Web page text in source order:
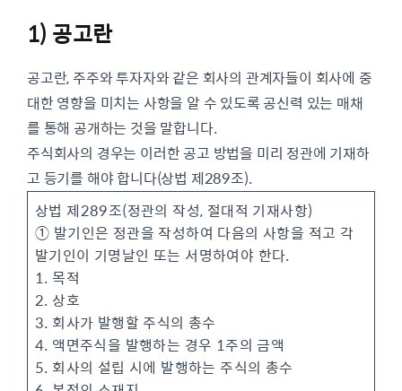
1) 공고란
공고란, 주주와 투자자와 같은 회사의 관계자들이 회사에 중
대한 영향을 미치는 사항을 알 수 있도록 공신력 있는 매채
를 통해 공개하는 것을 말합니다.
주식회사의 경우는 이러한 공고 방법을 미리 정관에 기재하
고 등기를 해야 합니다(상법 제289조).
상법 제289조(정관의 작성, 절대적 기재사항)
① 발기인은 정관을 작성하여 다음의 사항을 적고 각
발기인이 기명날인 또는 서명하여야 한다.
1. 목적
2. 상호
3. 회사가 발행할 주식의 총수
4. 액면주식을 발행하는 경우 1주의 금액
5. 회사의 설립 시에 발행하는 주식의 총수